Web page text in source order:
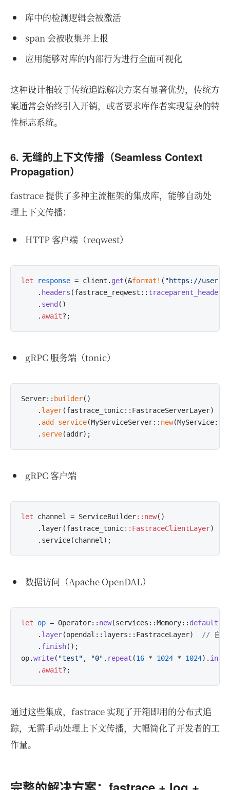
库中的检测逻辑会被激活
span 会被收集并上报
应用能够对库的内部行为进行全面可视化
这种设计相较于传统追踪解决方案有显著优势，传统方
案通常会始终引入开销，或者要求库作者实现复杂的特
性标志系统。
6. 无缝的上下文传播（Seamless Context
Propagation）
fastrace 提供了多种主流框架的集成库，能够自动处
理上下文传播：
HTTP 客户端（reqwest）
let response = client. get (&format! ( "https://user-
    .
headers (fastrace_reqwest:: traceparent_headers
    .
send ()
    .
await
gRPC 服务端（tonic）
Server:: builder()
    .
layer(fastrace_tonic::FastraceServerLayer)  //
    .
add_service(MyServiceServer:: new(MyService::
    .
serve
gRPC 客户端
let channel = ServiceBuilder::new()
    .layer(fastrace_tonic
::FastraceClientLayer)
数据访问（Apache OpenDAL）
let op = Operator:: new(services::Memory:: default
    .
layer(opendal::layers::FastraceLayer)
// 自动
    .
finish();
op.write( "test" , "0" . repeat (16 * 1024 * 1024).
    .
await
通过这些集成，fastrace 实现了开箱即用的分布式追
踪，无需手动处理上下文传播，大幅简化了开发者的工
作量。